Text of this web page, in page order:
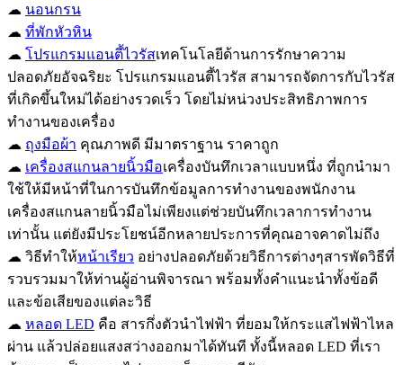
☁ นอนกรน
☁ ที่พักหัวหิน
☁ โปรแกรมแอนตี้ไวรัสเทคโนโลยีด้านการรักษาความ
ปลอดภัยอัจฉริยะ โปรแกรมแอนตี้ไวรัส สามารถจัดการกับไวรัส
ที่เกิดขึ้นใหม่ได้อย่างรวดเร็ว โดยไม่หน่วงประสิทธิภาพการ
ทำงานของเครื่อง
☁ ถุงมือผ้า คุณภาพดี มีมาตราฐาน ราคาถูก
☁ เครื่องสแกนลายนิ้วมือเครื่องบันทึกเวลาแบบหนึ่ง ที่ถูกนำมา
ใช้ให้มีหน้าที่ในการบันทึกข้อมูลการทำงานของพนักงาน
เครื่องสแกนลายนิ้วมือไม่เพียงแต่ช่วยบันทึกเวลาการทำงาน
เท่านั้น แต่ยังมีประโยชน์อีกหลายประการที่คุณอาจคาดไม่ถึง
☁ วิธีทำให้หน้าเรียว อย่างปลอดภัยด้วยวิธีการต่างๆสารพัดวิธีที่
รวบรวมมาให้ท่านผู้อ่านพิจารณา พร้อมทั้งคำแนะนำทั้งข้อดี
และข้อเสียของแต่ละวิธี
☁ หลอด LED คือ สารกึ่งตัวนำไฟฟ้า ที่ยอมให้กระแสไฟฟ้าไหล
ผ่าน แล้วปล่อยแสงสว่างออกมาได้ทันที ทั้งนี้หลอด LED ที่เรา